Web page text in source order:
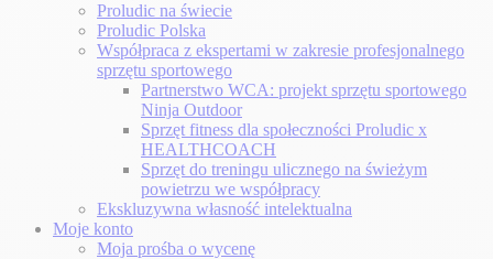
Proludic na świecie
Proludic Polska
Współpraca z ekspertami w zakresie profesjonalnego
sprzętu sportowego
Partnerstwo WCA: projekt sprzętu sportowego
Ninja Outdoor
Sprzęt fitness dla społeczności Proludic x
HEALTHCOACH
Sprzęt do treningu ulicznego na świeżym
powietrzu we współpracy
Ekskluzywna własność intelektualna
Moje konto
Moja prośba o wycenę